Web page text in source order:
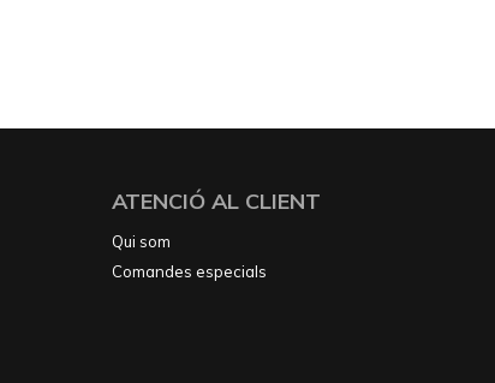
ATENCIÓ AL CLIENT
Qui som
Comandes especials